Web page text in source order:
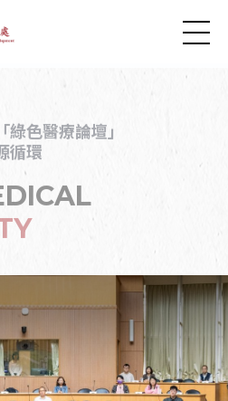
色醫療論壇」
循環